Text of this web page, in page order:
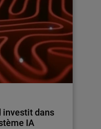
investit dans
IA